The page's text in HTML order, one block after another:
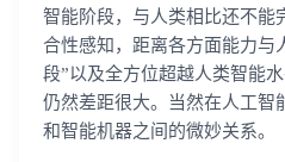
智能阶段，与人类相比还不能
合性感知，距离各方面能力与
段”以及全方位超越人类智能水
仍然差距很大。当然在人工智
和智能机器之间的微妙关系。